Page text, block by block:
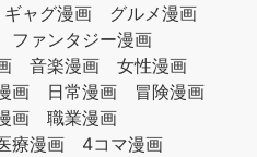
ギャグ漫画
グルメ漫画
ファンタジー漫画
音楽漫画
女性漫画
画 日常漫画
冒険漫画
画
職業漫画
療漫画
4コマ漫画